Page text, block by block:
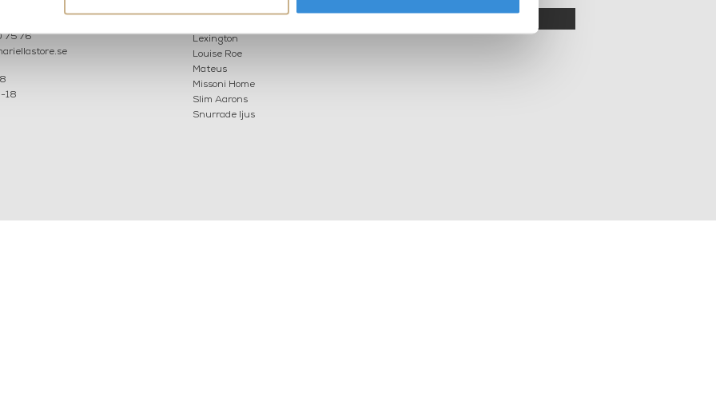
75 76
18
Lexington
Louise Roe
Mateus
Missoni Home
Slim Aarons
Snurrade ljus